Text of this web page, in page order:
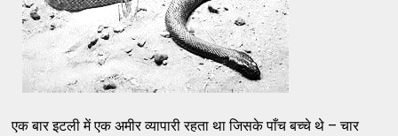
एक बार इटली में एक अमीर व्यापारी रहता था जिसके पाँच बच्चे थे – चार